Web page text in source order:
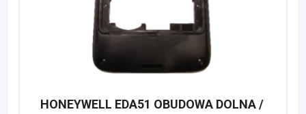
HONEYWELL EDA51 OBUDOWA DOLNA /